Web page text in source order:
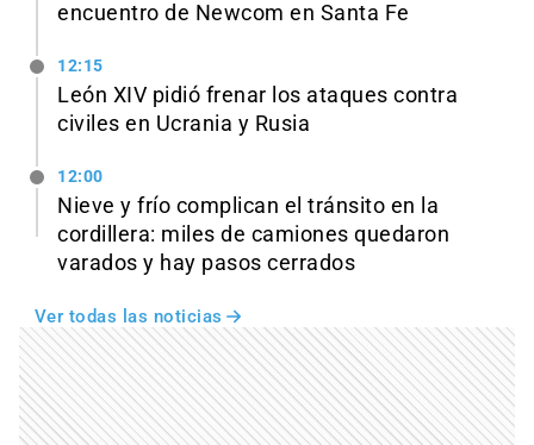
encuentro de Newcom en Santa Fe
12:15
León XIV pidió frenar los ataques contra
civiles en Ucrania y Rusia
12:00
Nieve y frío complican el tránsito en la
cordillera: miles de camiones quedaron
varados y hay pasos cerrados
Ver todas las noticias